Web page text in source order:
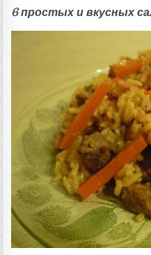
6 простых и вкусных